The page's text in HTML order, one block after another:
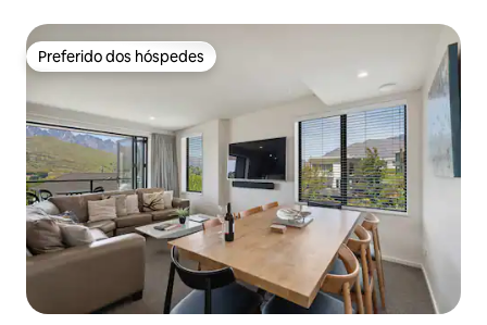
Preferido dos hóspedes
Preferido dos hóspedes